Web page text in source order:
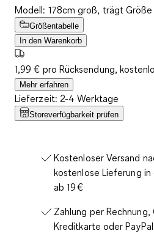
Modell: 178cm groß, trägt Größe
Größentabelle
In den Warenkorb
1,99 € pro Rücksendung,
Mehr erfahren
Lieferzeit: 2-4 Werktage
Storeverfügbarkeit prüfen
Kostenloser Versand
kostenlose Lieferung in
ab 19 €
Zahlung per
Kreditkarte oder PayPal